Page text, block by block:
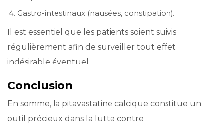
Gastro-intestinaux (nausées, constipation).
Il est essentiel que les patients soient suivis
régulièrement afin de surveiller tout effet
indésirable éventuel.
Conclusion
En somme, la pitavastatine calcique constitue un
outil précieux dans la lutte contre